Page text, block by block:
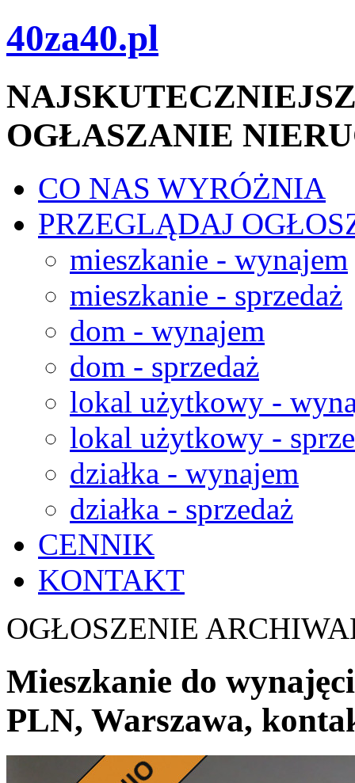
40za40.pl
OGŁASZANIE
CO NAS WYRÓŻNIA
PRZEGLĄDAJ
mieszkanie - wynajem
mieszkanie - sprzedaż
dom - wynajem
dom - sprzedaż
lokal użytkowy -
lokal użytkowy -
działka - wynajem
działka - sprzedaż
CENNIK
KONTAKT
OGŁOSZENIE
Mieszkanie do
PLN, Warszawa,